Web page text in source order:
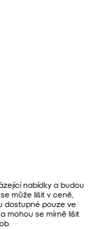
nabídky a budou
může lišit v ceně,
dostupné pouze ve
mohou se mírně lišit